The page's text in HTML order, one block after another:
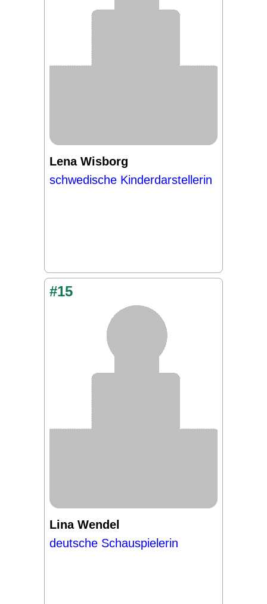
Lena Wisborg
schwedische Kinderdarstellerin
#15
Lina Wendel
deutsche Schauspielerin